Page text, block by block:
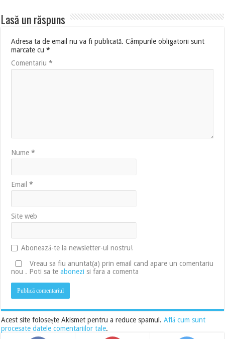
Lasă un răspuns
Adresa ta de email nu va fi publicată. Câmpurile obligatorii sunt
marcate cu*
Comentariu*
Nume*
Email*
Site web
Abonează-te la newsletter-ul nostru!
Vreau sa fiu anuntat(a) prin email cand apare un comentariu
nou . Poti sa teabonezi si fara a comenta
Acest site folosește Akismet pentru a reduce spamul.Află cum sunt
procesate datele comentariilor tale.